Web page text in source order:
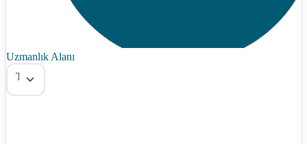
Uzmanlık Alanı
Tümü